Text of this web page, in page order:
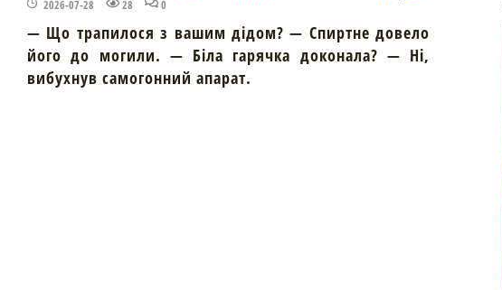
2026-07-28 28 0
— Що трапилося з вашим дідом? — Спиртне довело
його до могили. — Біла гарячка доконала? — Ні,
вибухнув самогонний апарат.